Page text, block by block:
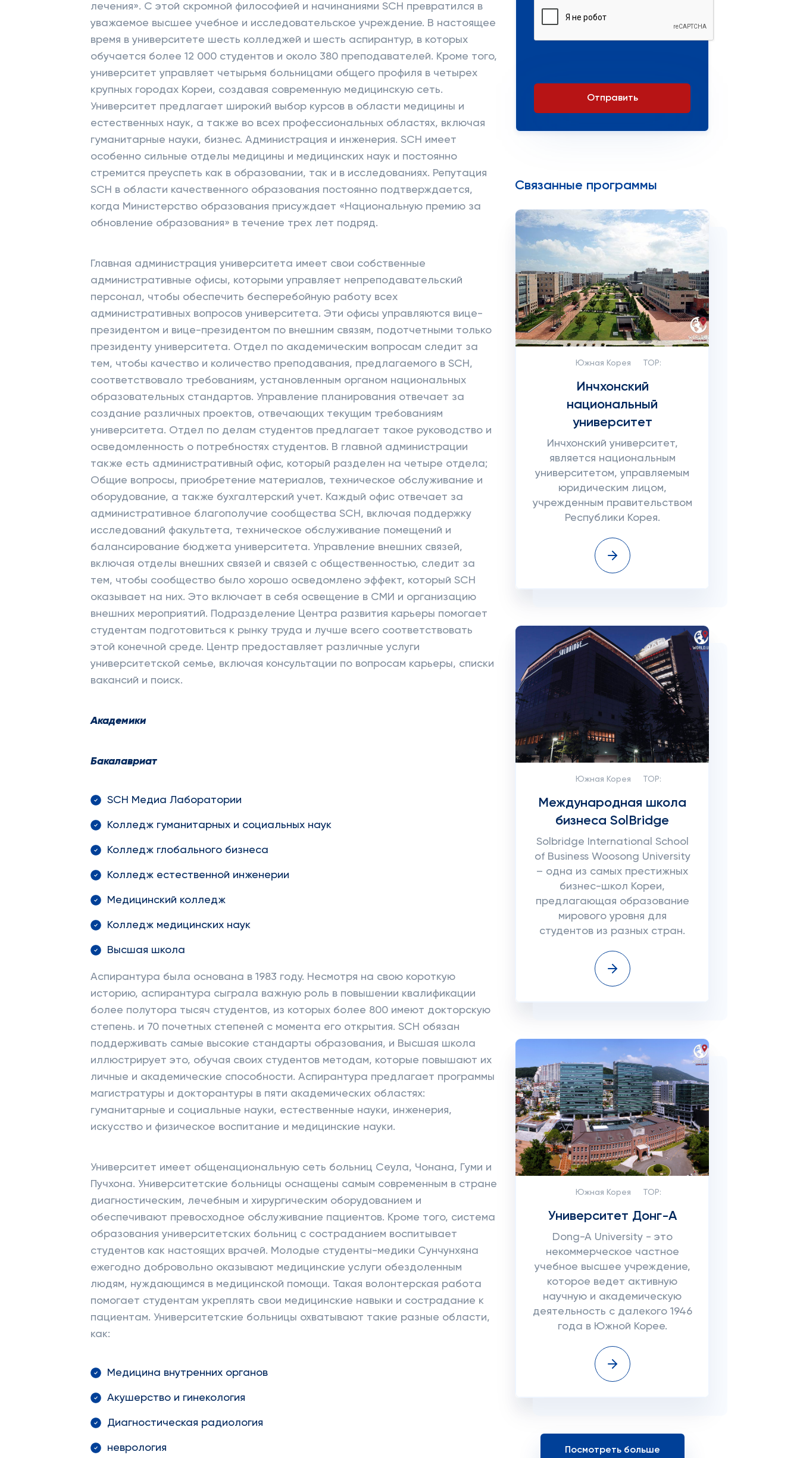
лечения». С этой скромной философией и начинаниями SCH превратился в
уважаемое высшее учебное и исследовательское учреждение. В настоящее
время в университете шесть колледжей и шесть аспирантур, в которых
обучается более 12 000 студентов и около 380 преподавателей. Кроме того,
университет управляет четырьмя больницами общего профиля в четырех
крупных городах Кореи, создавая современную медицинскую сеть.
Университет предлагает широкий выбор курсов в области медицины и
естественных наук, а также во всех профессиональных областях, включая
гуманитарные науки, бизнес. Администрация и инженерия. SCH имеет
особенно сильные отделы медицины и медицинских наук и постоянно
стремится преуспеть как в образовании, так и в исследованиях. Репутация
SCH в области качественного образования постоянно подтверждается,
когда Министерство образования присуждает «Национальную премию за
обновление образования» в течение трех лет подряд.
Главная администрация университета имеет свои собственные
административные офисы, которыми управляет непреподавательский
персонал, чтобы обеспечить бесперебойную работу всех
административных вопросов университета. Эти офисы управляются вице-
президентом и вице-президентом по внешним связям, подотчетными только
президенту университета. Отдел по академическим вопросам следит за
тем, чтобы качество и количество преподавания, предлагаемого в SCH,
соответствовало требованиям, установленным органом национальных
образовательных стандартов. Управление планирования отвечает за
создание различных проектов, отвечающих текущим требованиям
университета. Отдел по делам студентов предлагает такое руководство и
осведомленность о потребностях студентов. В главной администрации
также есть административный офис, который разделен на четыре отдела;
Общие вопросы, приобретение материалов, техническое обслуживание и
оборудование, а также бухгалтерский учет. Каждый офис отвечает за
административное благополучие сообщества SCH, включая поддержку
исследований факультета, техническое обслуживание помещений и
балансирование бюджета университета. Управление внешних связей,
включая отделы внешних связей и связей с общественностью, следит за
тем, чтобы сообщество было хорошо осведомлено эффект, который SCH
оказывает на них. Это включает в себя освещение в СМИ и организацию
внешних мероприятий. Подразделение Центра развития карьеры помогает
студентам подготовиться к рынку труда и лучше всего соответствовать
этой конечной среде. Центр предоставляет различные услуги
университетской семье, включая консультации по вопросам карьеры, списки
вакансий и поиск.
Академики
Бакалавриат
SCH Медиа Лаборатории
Колледж гуманитарных и социальных наук
Колледж глобального бизнеса
Колледж естественной инженерии
Медицинский колледж
Колледж медицинских наук
Высшая школа
Аспирантура была основана в 1983 году. Несмотря на свою короткую
историю, аспирантура сыграла важную роль в повышении квалификации
более полутора тысяч студентов, из которых более 800 имеют докторскую
степень. и 70 почетных степеней с момента его открытия. SCH обязан
поддерживать самые высокие стандарты образования, и Высшая школа
иллюстрирует это, обучая своих студентов методам, которые повышают их
личные и академические способности. Аспирантура предлагает программы
магистратуры и докторантуры в пяти академических областях:
гуманитарные и социальные науки, естественные науки, инженерия,
искусство и физическое воспитание и медицинские науки.
Университет имеет общенациональную сеть больниц Сеула, Чонана, Гуми и
Пучхона. Университетские больницы оснащены самым современным в стране
диагностическим, лечебным и хирургическим оборудованием и
обеспечивают превосходное обслуживание пациентов. Кроме того, система
образования университетских больниц с состраданием воспитывает
студентов как настоящих врачей. Молодые студенты-медики Сунчунхяна
ежегодно добровольно оказывают медицинские услуги обездоленным
людям, нуждающимся в медицинской помощи. Такая волонтерская работа
помогает студентам укреплять свои медицинские навыки и сострадание к
пациентам. Университетские больницы охватывают такие разные области,
как:
Медицина внутренних органов
Акушерство и гинекология
Диагностическая радиология
неврология
Отправить
Связанные программы
Южная Корея TOP:
Инчхонский
национальный
университет
Инчхонский университет,
является национальным
университетом, управляемым
юридическим лицом,
учрежденным правительством
Республики Корея.
Южная Корея TOP:
Международная школа
бизнеса SolBridge
Solbridge International School
of Business Woosong University
– одна из самых престижных
бизнес-школ Кореи,
предлагающая образование
мирового уровня для
студентов из разных стран.
Южная Корея TOP:
Университет Донг-А
Dong-A University - это
некоммерческое частное
учебное высшее учреждение,
которое ведет активную
научную и академическую
деятельность с далекого 1946
года в Южной Корее.
Посмотреть больше